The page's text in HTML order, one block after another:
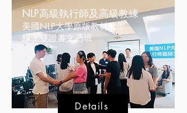
NLP高級執行師及高級教練
美國NLP大學原版教材教學
線上雙證書文憑班
Details